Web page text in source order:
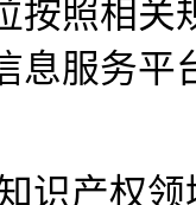
照相关
息服务平
识产权领